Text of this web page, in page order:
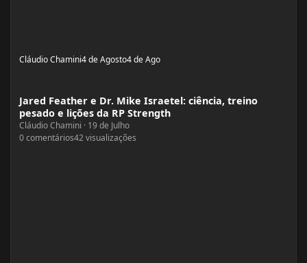
Cláudio Chamini4 de Agosto4 de Ago
Jared Feather e Dr. Mike Israetel: ciência, treino
pesado e lições da RP Strength
Cláudio Chamini · 19 de Julho
0comentários42visualizações